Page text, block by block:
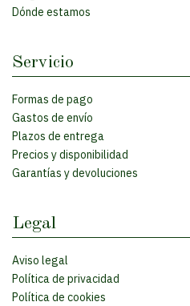
Dónde estamos
Servicio
Formas de pago
Gastos de envío
Plazos de entrega
Precios y disponibilidad
Garantías y devoluciones
Legal
Aviso legal
Política de privacidad
Política de cookies